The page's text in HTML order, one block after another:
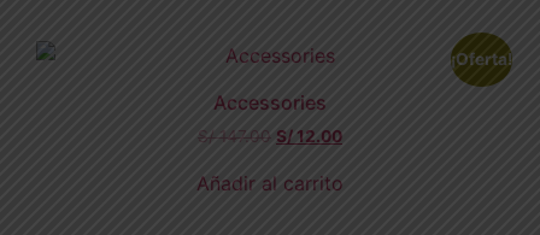
¡Oferta!
Accessories
S/147.00 S/12.00
Añadir al carrito